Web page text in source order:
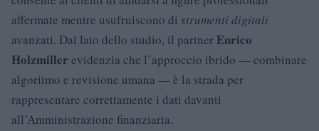
affermate mentre usufruiscono di strumenti digitali
avanzati. Dal lato dello studio, il partner Enrico
Holzmiller evidenzia che l’approccio ibrido — combinare
algoritmo e revisione umana — è la strada per
rappresentare correttamente i dati davanti
all’Amministrazione finanziaria.